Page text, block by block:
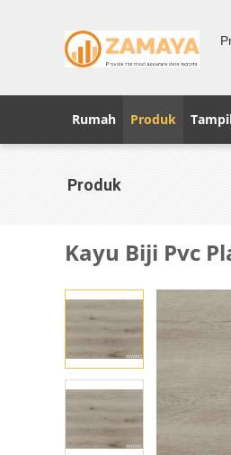
Rumah Produk
Produk
Kayu Biji Pvc